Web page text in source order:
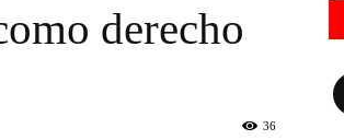
derecho
36